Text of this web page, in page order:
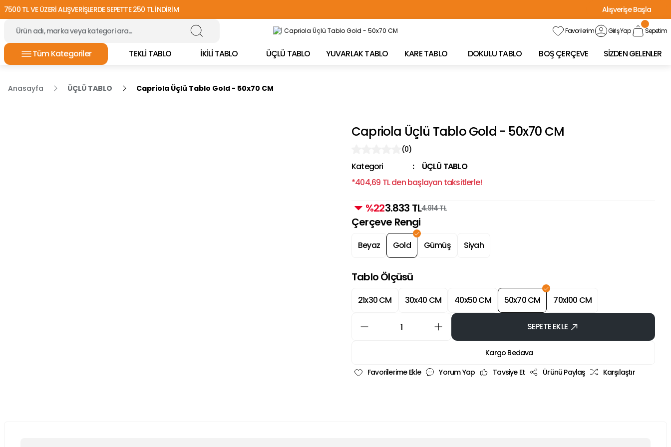
7500 TL VE ÜZERİ ALIŞVERİŞLERDE SEPETTE 250 TL İNDİRİM
Alışverişe Başla
TÜRKİYE'NİN HER YERİNE ÜCRETSİZ KARGO!
Favorilerim Giriş Yap Sepetim
Tüm Kategoriler TEKLİ TABLO İKİLİ TABLO ÜÇLÜ TABLO YUVARLAK TABLO KARE TABLO DOKULU TABLO BOŞ ÇERÇEVE SİZDEN GELENLER
Anasayfa ÜÇLÜ TABLO Capriola Üçlü Tablo Gold - 50x70 CM
Capriola Üçlü Tablo Gold - 50x70 CM
(0)
Kategori
ÜÇLÜ TABLO
*404,69 TL den başlayan taksitlerle!
%223.833 TL4.914 TL
Çerçeve Rengi
Beyaz Gold Gümüş Siyah
Tablo Ölçüsü
21x30 CM 30x40 CM 40x50 CM 50x70 CM 70x100 CM
SEPETE EKLE
Kargo Bedava
Yorum Yap
Tavsiye Et Ürünü Paylaş Karşılaştır